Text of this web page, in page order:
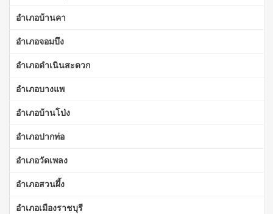
อำเภอบ้านคา
อำเภอจอมบึง
อำเภอดำเนินสะดวก
อำเภอบางแพ
อำเภอบ้านโป่ง
อำเภอปากท่อ
อำเภอวัดเพลง
อำเภอสวนผึ้ง
อำเภอเมืองราชบุรี